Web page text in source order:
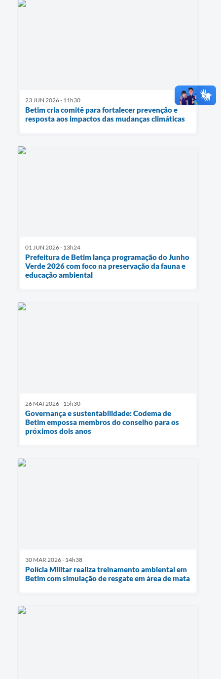
23 JUN 2026 - 11h30
Betim cria comitê para fortalecer prevenção e
resposta aos impactos das mudanças climáticas
01 JUN 2026 - 13h24
Prefeitura de Betim lança programação do Junho
Verde 2026 com foco na preservação da fauna e
educação ambiental
26 MAI 2026 - 15h30
Governança e sustentabilidade: Codema de
Betim empossa membros do conselho para os
próximos dois anos
30 MAR 2026 - 14h38
Polícia Militar realiza treinamento ambiental em
Betim com simulação de resgate em área de mata